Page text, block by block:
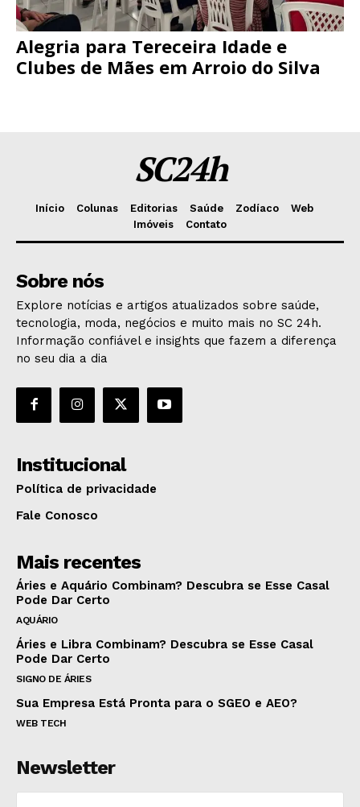
Alegria para Tereceira Idade e
Clubes de Mães em Arroio do Silva
SC24h
Início Colunas Editorias Saúde Zodíaco
Web
Imóveis
Contato
Sobre nós
Explore notícias e artigos atualizados sobre saúde,
tecnologia, moda, negócios e muito mais no SC 24h.
Informação confiável e insights que fazem a diferença
no seu dia a dia
Institucional
Política de privacidade
Fale Conosco
Mais recentes
Áries e Aquário Combinam? Descubra se Esse Casal
Pode Dar Certo
AQUÁRIO
Áries e Libra Combinam? Descubra se Esse Casal
Pode Dar Certo
SIGNO DE ÁRIES
Sua Empresa Está Pronta para o SGEO e AEO?
WEB TECH
Newsletter